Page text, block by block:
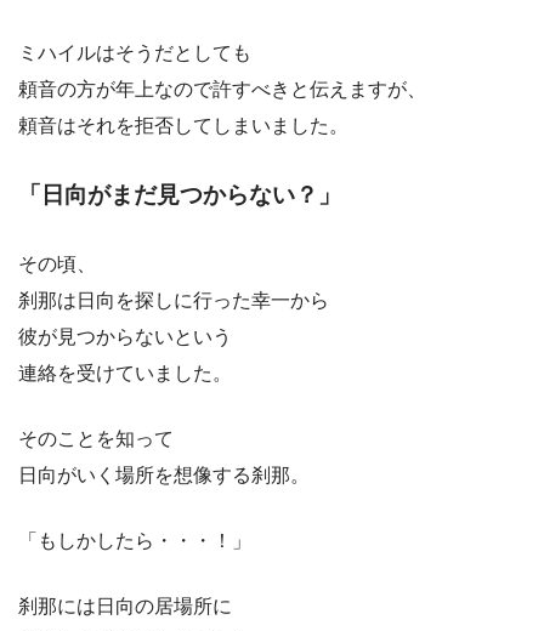
ミハイルはそうだとしても
頼音の方が年上なので許すべきと伝えますが、
頼音はそれを拒否してしまいました。
「日向がまだ見つからない？」
その頃、
刹那は日向を探しに行った幸一から
彼が見つからないという
連絡を受けていました。
そのことを知って
日向がいく場所を想像する刹那。
「もしかしたら・・・！」
刹那には日向の居場所に